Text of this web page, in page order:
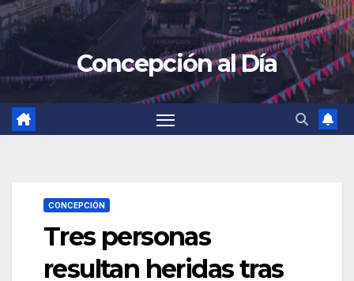
Concepción al Día
CONCEPCIÓN
Tres personas
resultan heridas tras